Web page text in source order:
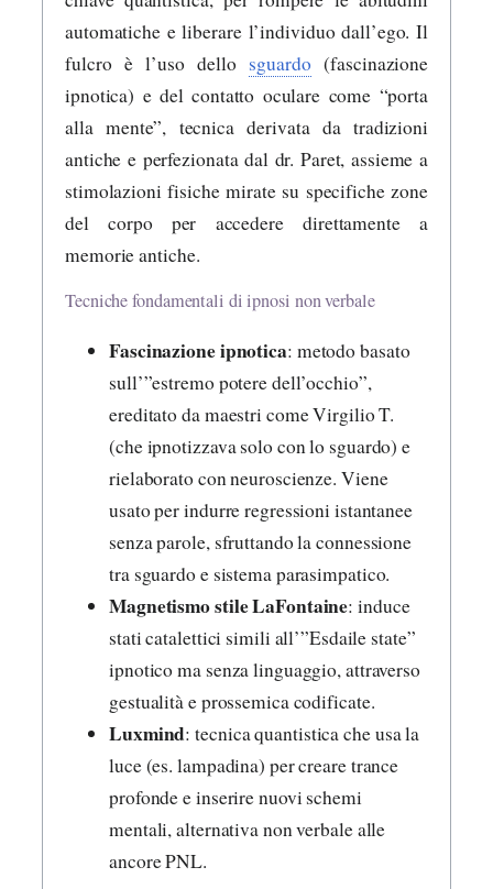
automatiche e liberare l’individuo dall’ego. Il
fulcro è l’uso dello sguardo (fascinazione
ipnotica) e del contatto oculare come “porta
alla mente”, tecnica derivata da tradizioni
antiche e perfezionata dal dr. Paret, assieme a
stimolazioni fisiche mirate su specifiche zone
del corpo per accedere direttamente a
memorie antiche.
Tecniche fondamentali di ipnosi non verbale
Fascinazione ipnotica: metodo basato
sull’”estremo potere dell’occhio”,
ereditato da maestri come Virgilio T.
(che ipnotizzava solo con lo sguardo) e
rielaborato con neuroscienze. Viene
usato per indurre regressioni istantanee
senza parole, sfruttando la connessione
tra sguardo e sistema parasimpatico.
Magnetismo stile LaFontaine: induce
stati catalettici simili all’”Esdaile state”
ipnotico ma senza linguaggio, attraverso
gestualità e prossemica codificate.
Luxmind: tecnica quantistica che usa la
luce (es. lampadina) per creare trance
profonde e inserire nuovi schemi
mentali, alternativa non verbale alle
ancore PNL.